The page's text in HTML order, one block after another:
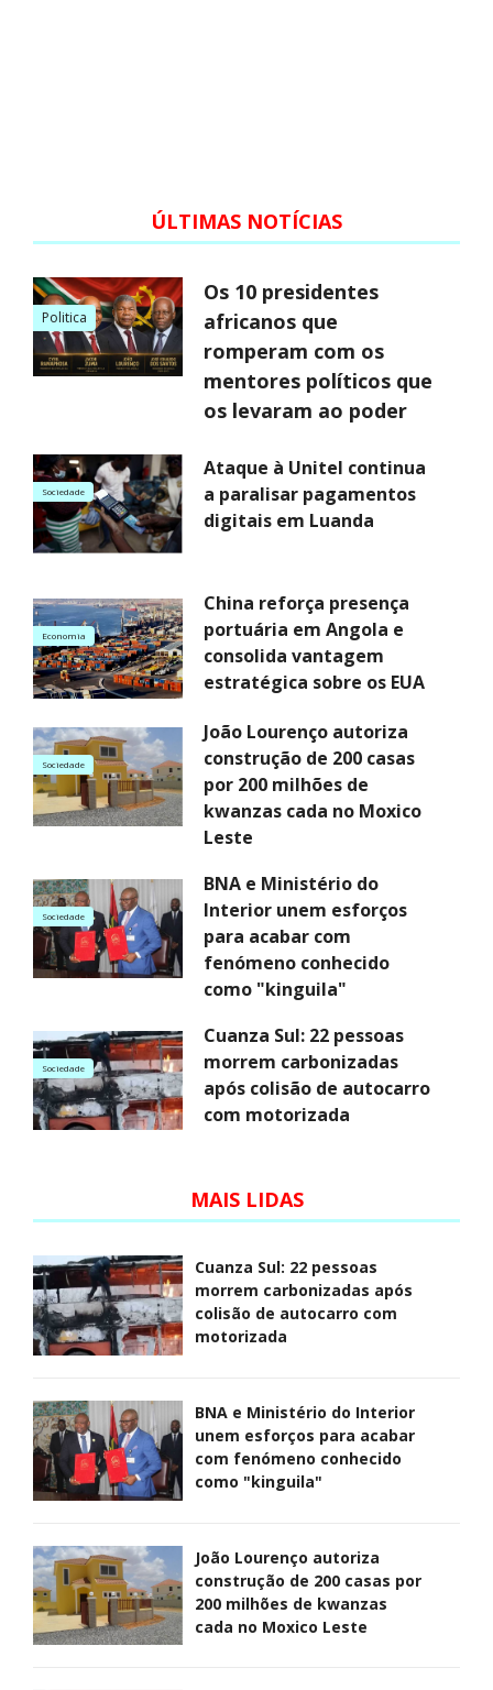
ÚLTIMAS NOTÍCIAS
Politica
Os 10 presidentes
africanos que
romperam com os
mentores políticos que
os levaram ao poder
Sociedade
Ataque à Unitel continua
a paralisar pagamentos
digitais em Luanda
Economia
China reforça presença
portuária em Angola e
consolida vantagem
estratégica sobre os EUA
Sociedade
João Lourenço autoriza
construção de 200 casas
por 200 milhões de
kwanzas cada no Moxico
Leste
Sociedade
BNA e Ministério do
Interior unem esforços
para acabar com
fenómeno conhecido
como "kinguila"
Sociedade
Cuanza Sul: 22 pessoas
morrem carbonizadas
após colisão de autocarro
com motorizada
MAIS LIDAS
Cuanza Sul: 22 pessoas
morrem carbonizadas após
colisão de autocarro com
motorizada
BNA e Ministério do Interior
unem esforços para acabar
com fenómeno conhecido
como "kinguila"
João Lourenço autoriza
construção de 200 casas por
200 milhões de kwanzas
cada no Moxico Leste